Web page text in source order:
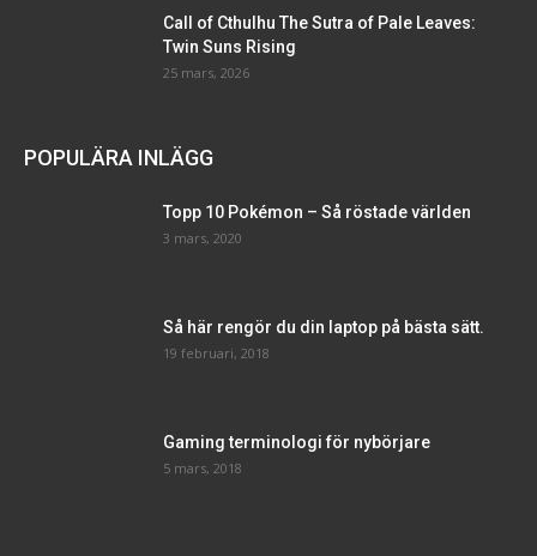
Call of Cthulhu The Sutra of Pale Leaves:
Twin Suns Rising
25 mars, 2026
POPULÄRA INLÄGG
Topp 10 Pokémon – Så röstade världen
3 mars, 2020
Så här rengör du din laptop på bästa sätt.
19 februari, 2018
Gaming terminologi för nybörjare
5 mars, 2018